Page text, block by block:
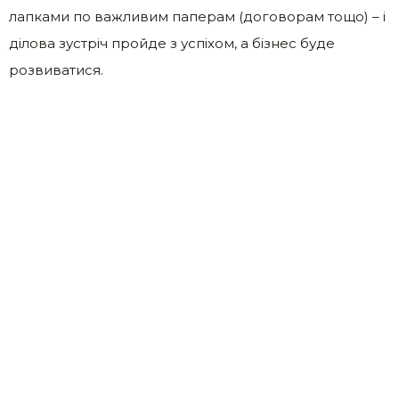
лапками по важливим паперам (договорам тощо) – і
ділова зустріч пройде з успіхом, а бізнес буде
розвиватися.